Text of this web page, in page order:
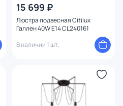
15 699 ₽
Люстра подвесная Citilux
Галлен 40W E14 CL240161
В наличии 1 шт.